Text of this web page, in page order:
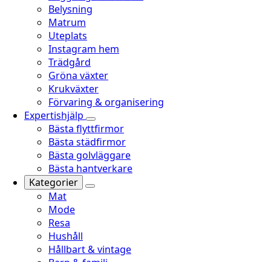
Belysning
Matrum
Uteplats
Instagram hem
Trädgård
Gröna växter
Krukväxter
Förvaring & organisering
Expertishjälp
Bästa flyttfirmor
Bästa städfirmor
Bästa golvläggare
Bästa hantverkare
Kategorier
Mat
Mode
Resa
Hushåll
Hållbart & vintage